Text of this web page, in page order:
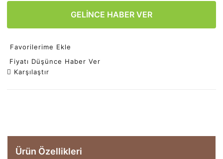
GELİNCE HABER VER
Favorilerime Ekle
Fiyatı Düşünce Haber Ver
Karşılaştır
Ürün Özellikleri